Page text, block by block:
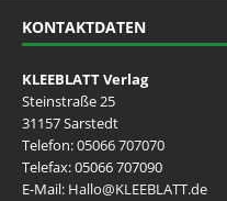
KONTAKTDATEN
KLEEBLATT Verlag
Steinstraße 25
31157 Sarstedt
Telefon:05066 707070
Telefax: 05066 707090
E-Mail: Hallo@KLEEBLATT.de